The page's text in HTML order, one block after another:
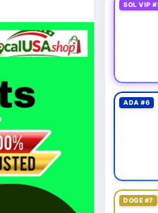
cắp thông tin
xuất sửa đổi
Vùng
tiền.
SOL VIP
ADA #6
DOGE #7